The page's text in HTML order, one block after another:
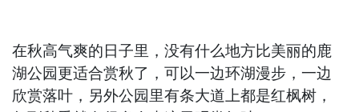
在秋高气爽的日子里，没有什么地方比美丽的鹿
湖公园更适合赏秋了，可以一边环湖漫步，一边
欣赏落叶，另外公园里有条大道上都是红枫树，